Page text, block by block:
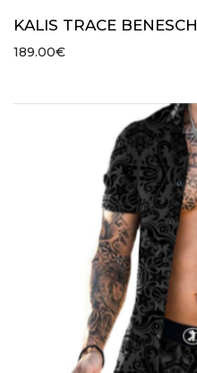
KALIS TRACE BENESCH
189.00€